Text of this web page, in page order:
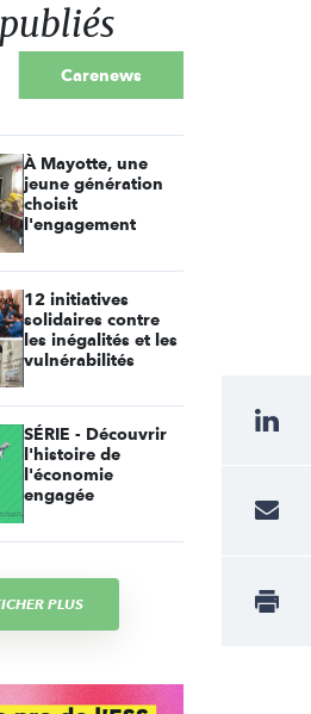
Carenews
À Mayotte, une
jeune génération
choisit
l'engagement
12 initiatives
solidaires contre
les inégalités et les
vulnérabilités
SÉRIE - Découvrir
l'histoire de
l'économie
engagée
PLUS